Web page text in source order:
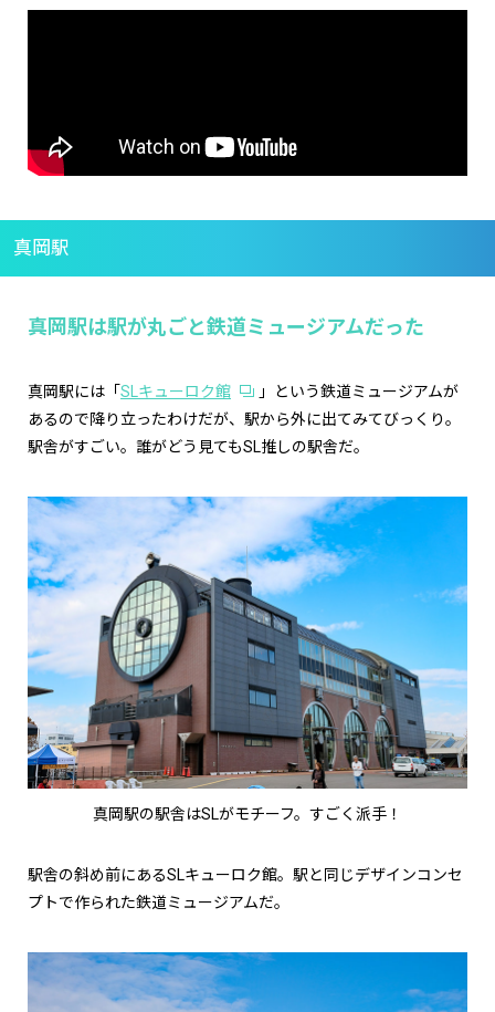
真岡駅
真岡駅は駅が丸ごと鉄道ミュージアムだった
真岡駅には「 SLキューロク館
」という鉄道ミュージアムが
あるので降り立ったわけだが、駅から外に出てみてびっくり。
駅舎がすごい。誰がどう見てもSL推しの駅舎だ。
真岡駅の駅舎はSLがモチーフ。すごく派手！
駅舎の斜め前にあるSLキューロク館。駅と同じデザインコンセ
プトで作られた鉄道ミュージアムだ。